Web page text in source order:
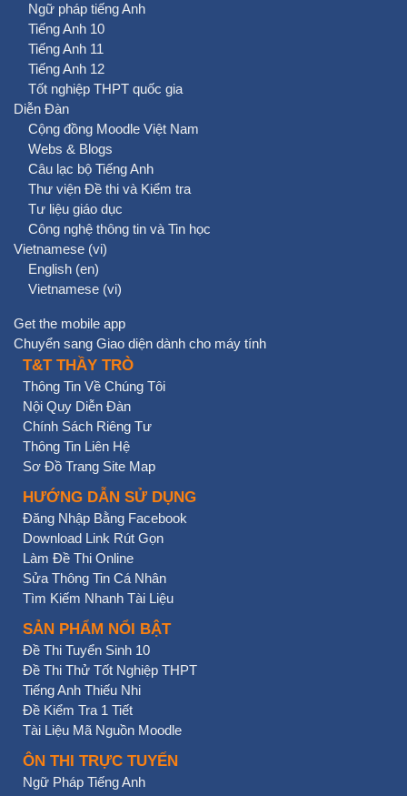
Ngữ pháp tiếng Anh
Tiếng Anh 10
Tiếng Anh 11
Tiếng Anh 12
Tốt nghiệp THPT quốc gia
Diễn Đàn
Cộng đồng Moodle Việt Nam
Webs & Blogs
Câu lạc bộ Tiếng Anh
Thư viện Đề thi và Kiểm tra
Tư liệu giáo dục
Công nghệ thông tin và Tin học
Vietnamese ‎(vi)‎
English ‎(en)‎
Vietnamese ‎(vi)‎
Get the mobile app
Chuyển sang Giao diện dành cho máy tính
T&T THẦY TRÒ
Thông Tin Về Chúng Tôi
Nội Quy Diễn Đàn
Chính Sách Riêng Tư
Thông Tin Liên Hệ
Sơ Đồ Trang Site Map
HƯỚNG DẪN SỬ DỤNG
Đăng Nhập Bằng Facebook
Download Link Rút Gọn
Làm Đề Thi Online
Sửa Thông Tin Cá Nhân
Tìm Kiếm Nhanh Tài Liệu
SẢN PHẨM NỔI BẬT
Đề Thi Tuyển Sinh 10
Đề Thi Thử Tốt Nghiệp THPT
Tiếng Anh Thiếu Nhi
Đề Kiểm Tra 1 Tiết
Tài Liệu Mã Nguồn Moodle
ÔN THI TRỰC TUYẾN
Ngữ Pháp Tiếng Anh